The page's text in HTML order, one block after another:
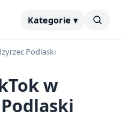
Kategorie ▾
Podlaski
w